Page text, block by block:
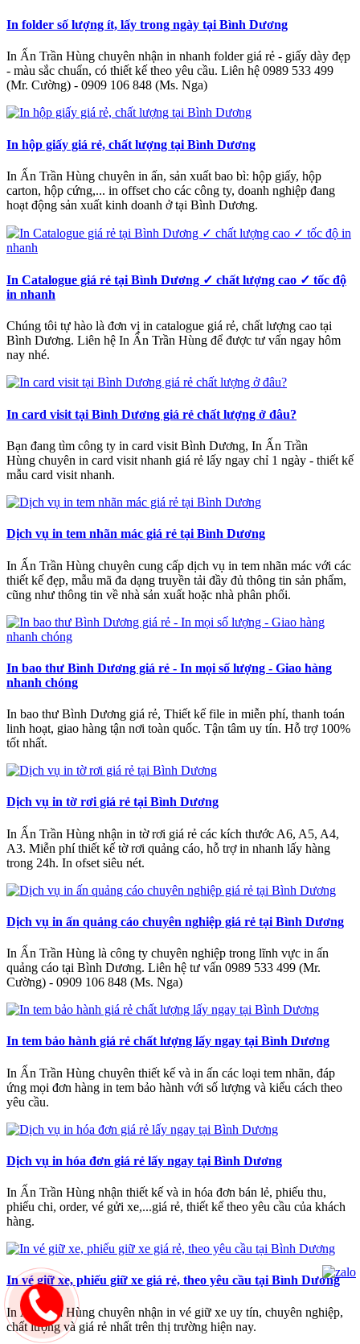
In folder số lượng ít, lấy trong ngày tại Bình Dương
In Ấn Trần Hùng chuyên nhận in nhanh folder giá rẻ - giấy dày đẹp
- màu sắc chuẩn, có thiết kế theo yêu cầu. Liên hệ 0989 533 499
(Mr. Cường) - 0909 106 848 (Ms. Nga)
In hộp giấy giá rẻ, chất lượng tại Bình Dương
In Ấn Trần Hùng chuyên in ấn, sản xuất bao bì: hộp giấy, hộp
carton, hộp cứng,... in offset cho các công ty, doanh nghiệp đang
hoạt động sản xuất kinh doanh ở tại Bình Dương.
In Catalogue giá rẻ tại Bình Dương ✓ chất lượng cao ✓ tốc độ
in nhanh
Chúng tôi tự hào là đơn vị in catalogue giá rẻ, chất lượng cao tại
Bình Dương. Liên hệ In Ấn Trần Hùng để được tư vấn ngay hôm
nay nhé.
In card visit tại Bình Dương giá rẻ chất lượng ở đâu?
Bạn đang tìm công ty in card visit Bình Dương, In Ấn Trần
Hùng chuyên in card visit nhanh giá rẻ lấy ngay chỉ 1 ngày - thiết kế
mẫu card visit nhanh.
Dịch vụ in tem nhãn mác giá rẻ tại Bình Dương
In Ấn Trần Hùng chuyên cung cấp dịch vụ in tem nhãn mác với các
thiết kế đẹp, mẫu mã đa dạng truyền tải đầy đủ thông tin sản phẩm,
cũng như thông tin về nhà sản xuất hoặc nhà phân phối.
In bao thư Bình Dương giá rẻ - In mọi số lượng - Giao hàng
nhanh chóng
In bao thư Bình Dương giá rẻ, Thiết kế file in miễn phí, thanh toán
linh hoạt, giao hàng tận nơi toàn quốc. Tận tâm uy tín. Hỗ trợ 100%
tốt nhất.
Dịch vụ in tờ rơi giá rẻ tại Bình Dương
In Ấn Trần Hùng nhận in tờ rơi giá rẻ các kích thước A6, A5, A4,
A3. Miễn phí thiết kế tờ rơi quảng cáo, hỗ trợ in nhanh lấy hàng
trong 24h. In ofset siêu nét.
Dịch vụ in ấn quảng cáo chuyên nghiệp giá rẻ tại Bình Dương
In Ấn Trần Hùng là công ty chuyên nghiệp trong lĩnh vực in ấn
quảng cáo tại Bình Dương. Liên hệ tư vấn 0989 533 499 (Mr.
Cường) - 0909 106 848 (Ms. Nga)
In tem bảo hành giá rẻ chất lượng lấy ngay tại Bình Dương
In Ấn Trần Hùng chuyên thiết kế và in ấn các loại tem nhãn, đáp
ứng mọi đơn hàng in tem bảo hành với số lượng và kiểu cách theo
yêu cầu.
Dịch vụ in hóa đơn giá rẻ lấy ngay tại Bình Dương
In Ấn Trần Hùng nhận thiết kế và in hóa đơn bán lẻ, phiếu thu,
phiếu chi, order, vé gửi xe,...giá rẻ, thiết kế theo yêu cầu của khách
hàng.
In vé giữ xe, phiếu giữ xe giá rẻ, theo yêu cầu tại Bình Dương
In Ấn Trần Hùng chuyên nhận in vé giữ xe uy tín, chuyên nghiệp,
chất lượng và giá rẻ nhất trên thị trường hiện nay.